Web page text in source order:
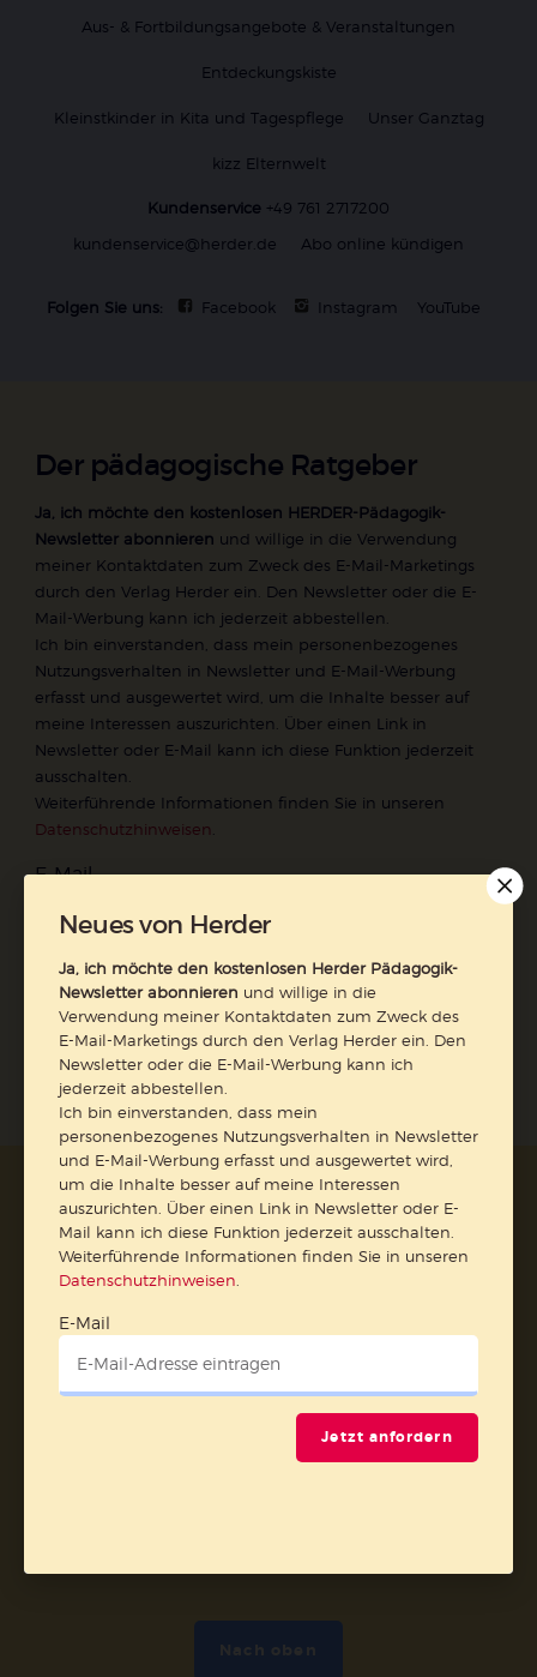
Aus- & Fortbildungsangebote & Veranstaltungen
Entdeckungskiste
Kleinstkinder in Kita und Tagespflege Unser Ganztag
kizz Elternwelt
Kundenservice +49 761 2717200
kundenservice@herder.de
Abo online kündigen
Folgen Sie uns: Facebook Instagram YouTube
Der pädagogische Ratgeber
Ja, ich möchte den kostenlosen HERDER-Pädagogik-
Newsletter abonnieren und willige in die Verwendung
meiner Kontaktdaten zum Zweck des E-Mail-Marketings
durch den Verlag Herder ein. Den Newsletter oder die E-
Mail-Werbung kann ich jederzeit abbestellen.
Ich bin einverstanden, dass mein personenbezogenes
Nutzungsverhalten in Newsletter und E-Mail-Werbung
erfasst und ausgewertet wird, um die Inhalte besser auf
meine Interessen auszurichten. Über einen Link in
Newsletter oder E-Mail kann ich diese Funktion jederzeit
ausschalten.
Weiterführende Informationen finden Sie in unseren
Datenschutzhinweisen
E-Mail
Jetzt anmelden
AGB und Widerrufsbelehrung
Datenschutz
Barrierefreiheit
Impressum
Abo online kündigen
Neues von Herder
Ja, ich möchte den kostenlosen Herder Pädagogik-
Newsletter abonnieren und willige in die
Verwendung meiner Kontaktdaten zum Zweck des
E-Mail-Marketings durch den Verlag Herder ein. Den
Newsletter oder die E-Mail-Werbung kann ich
jederzeit abbestellen.
Ich bin einverstanden, dass mein
personenbezogenes Nutzungsverhalten in Newsletter
und E-Mail-Werbung erfasst und ausgewertet wird,
um die Inhalte besser auf meine Interessen
auszurichten. Über einen Link in Newsletter oder E-
Mail kann ich diese Funktion jederzeit ausschalten.
Weiterführende Informationen finden Sie in unseren
Datenschutzhinweisen
E-Mail
Jetzt anfordern